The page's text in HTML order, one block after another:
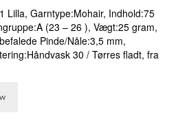
Lilla, Garntype:Mohair, Indhold:75
(23 – 26 ), Vægt:25 gram,
Pinde/Nåle:3,5 mm,
30 / Tørres fladt, fra